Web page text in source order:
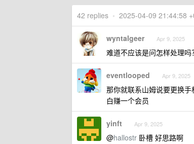
42 replies • 2025-04-09 21:44:58
wyntalgeer Apr 9, 2025
难道不应该是问怎样处理
eventlooped Apr 9, 2025
那你就联系山姆说要更换
白赚一个会员
yinft Apr 9, 2025
@hallostr 卧槽 好思路啊